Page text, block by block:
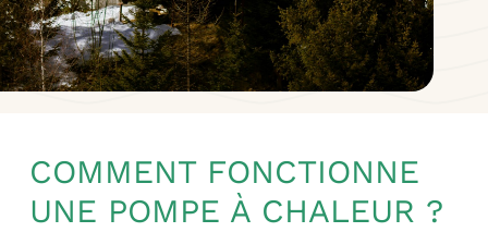
COMMENT FONCTIONNE
UNE POMPE À CHALEUR ?